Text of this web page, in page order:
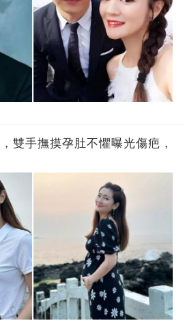
雙手撫摸孕肚不懼曝光傷疤，